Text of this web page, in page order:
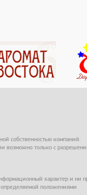
собственностью компаний.
возможно только с
характер и ни
положениями